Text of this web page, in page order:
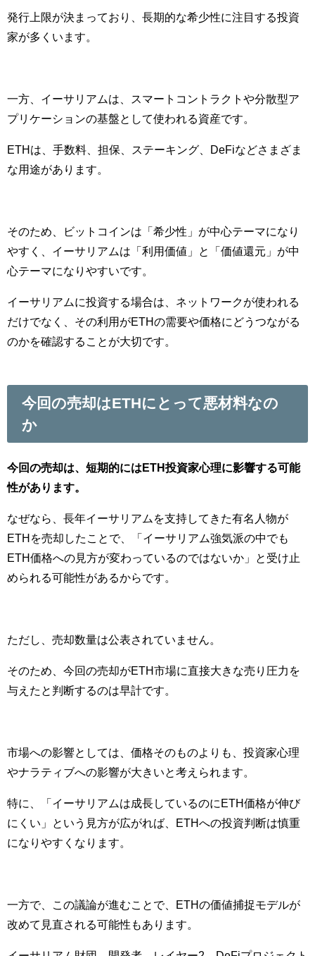
発行上限が決まっており、長期的な希少性に注目する投資
家が多くいます。
一方、イーサリアムは、スマートコントラクトや分散型ア
プリケーションの基盤として使われる資産です。
ETHは、手数料、担保、ステーキング、DeFiなどさまざま
な用途があります。
そのため、ビットコインは「希少性」が中心テーマになり
やすく、イーサリアムは「利用価値」と「価値還元」が中
心テーマになりやすいです。
イーサリアムに投資する場合は、ネットワークが使われる
だけでなく、その利用がETHの需要や価格にどうつながる
のかを確認することが大切です。
今回の売却はETHにとって悪材料なの
か
今回の売却は、短期的にはETH投資家心理に影響する可能
性があります。
なぜなら、長年イーサリアムを支持してきた有名人物が
ETHを売却したことで、「イーサリアム強気派の中でも
ETH価格への見方が変わっているのではないか」と受け止
められる可能性があるからです。
ただし、売却数量は公表されていません。
そのため、今回の売却がETH市場に直接大きな売り圧力を
与えたと判断するのは早計です。
市場への影響としては、価格そのものよりも、投資家心理
やナラティブへの影響が大きいと考えられます。
特に、「イーサリアムは成長しているのにETH価格が伸び
にくい」という見方が広がれば、ETHへの投資判断は慎重
になりやすくなります。
一方で、この議論が進むことで、ETHの価値捕捉モデルが
改めて見直される可能性もあります。